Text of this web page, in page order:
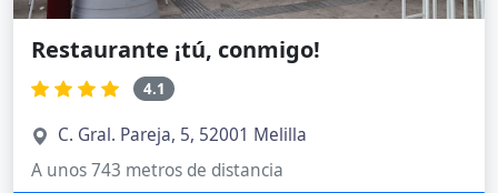
Restaurante ¡tú, conmigo!
4.1
C. Gral. Pareja, 5, 52001 Melilla
A unos 743 metros de distancia